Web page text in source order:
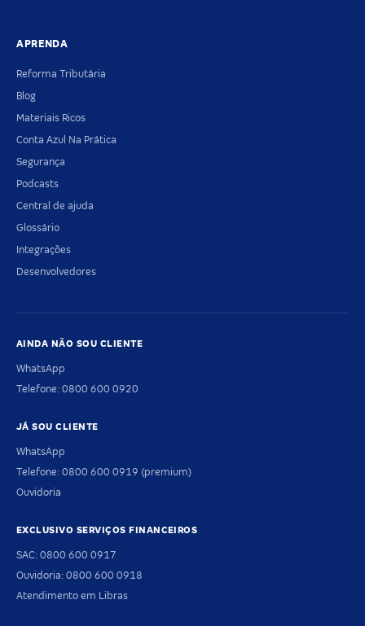
APRENDA
Reforma Tributária
Blog
Materiais Ricos
Conta Azul Na Prática
Segurança
Podcasts
Central de ajuda
Glossário
Integrações
Desenvolvedores
AINDA NÃO SOU CLIENTE
WhatsApp
Telefone: 0800 600 0920
JÁ SOU CLIENTE
WhatsApp
Telefone: 0800 600 0919 (premium)
Ouvidoria
EXCLUSIVO SERVIÇOS FINANCEIROS
SAC: 0800 600 0917
Ouvidoria: 0800 600 0918
Atendimento em Libras